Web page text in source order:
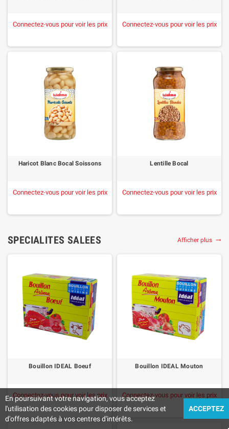
Connectez-vous pour voir les prix Connectez-vous pour voir les prix
Haricot Blanc Bocal Soissons
Connectez-vous pour voir les prix
Lentille Bocal
Connectez-vous pour voir les prix
SPECIALITES SALEES Afficher plus 
Bouillon IDEAL Boeuf
Connectez-vous pour voir les prix
Bouillon IDEAL Mouton
Connectez-vous pour voir les prix
En poursuivant votre navigation, vous acceptez
l'utilisation des cookies pour disposer de services et
d'offres adaptés à vos centres d'intérêts.
ACCEPTEZ